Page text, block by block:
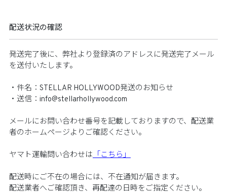
配送状況の確認​
発送完了後に、弊社より登録済のアドレスに発送完了メール
を送付いたします。​​
・件名：STELLAR HOLLYWOOD発送のお知らせ​​
・送信：info@stellarhollywood.com​​
メールにお問い合わせ番号を記載しておりますので、配送業
者のホームページよりご確認ください。​​
ヤマト運輸問い合わせは 「こちら」​​
配送時にご不在の場合には、不在通知が届きます。​​
配送業者へご確認頂き、再配達の日時をご指定ください。​​